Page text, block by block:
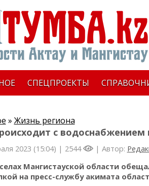
СПЕЦПРОЕКТЫ
» Жизнь региона
с водоснабжением
2023 (15:04) | 2544 | Автор:
Мангистауской области
на пресс-службу акимата